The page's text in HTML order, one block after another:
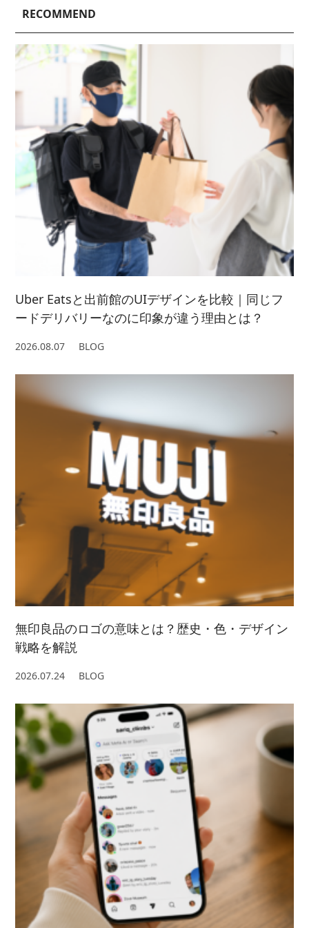
2025/ 3 (4)
2025/ 2 (5)
2025/ 1 (4)
2024/ 3 (5)
2024/ 2 (4)
2024/ 1 (5)
2023/ 6 (2)
2023/ 5 (2)
2023/ 4 (3)
2023/ 3 (3)
2023/ 2 (2)
2023/ 1 (3)
2022/ 8 (3)
2022/ 7 (5)
2022/ 6 (4)
2022/ 5 (5)
2022/ 4 (7)
2022/ 3 (4)
2022/ 2 (5)
2022/ 1 (5)
2021/ 9 (6)
2021/ 8 (3)
2021/ 7 (7)
2021/ 6 (5)
2021/ 5 (4)
2021/ 4 (7)
2021/ 3 (2)
2021/ 2 (4)
2020/ 7 (1)
RECOMMEND
Uber Eatsと出前館のUIデザインを比較｜同じフ
ードデリバリーなのに印象が違う理由とは？
2026.08.07 BLOG
無印良品のロゴの意味とは？歴史・色・デザイン
戦略を解説
2026.07.24 BLOG